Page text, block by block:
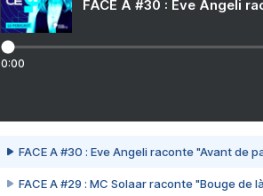
FACE A #30 : Eve Angeli
0:00
FACE A #30 : Eve Angeli raconte "Avant de
FACE A #29 : MC Solaar raconte "Bouge de